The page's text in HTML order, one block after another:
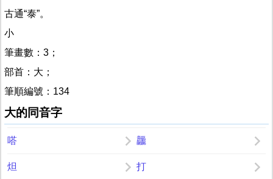
古通“泰”。
小
筆畫數：3；
部首：大；
筆順編號：134
大的同音字
嗒 龘
炟 打